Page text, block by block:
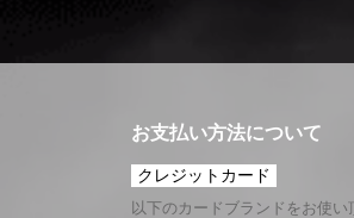
お支払い方法について
クレジットカード
以下のカードブランドをお使い